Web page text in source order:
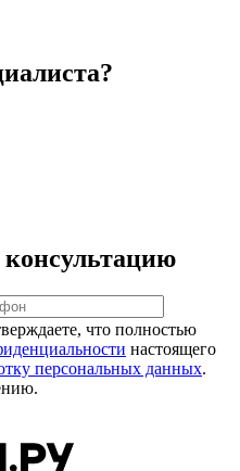
что полностью
настоящего
персональных данных.